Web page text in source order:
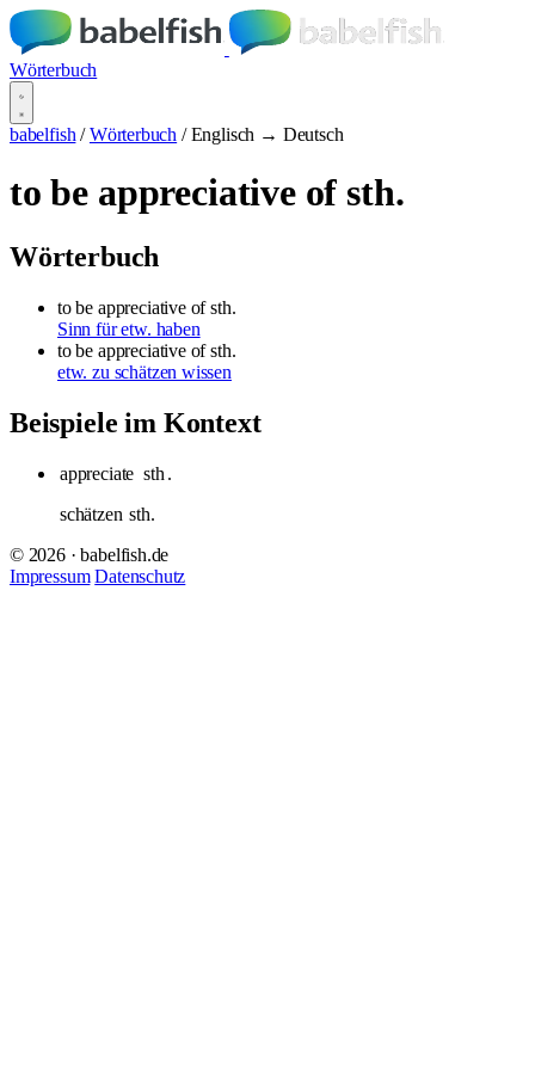
Wörterbuch
babelfish / Wörterbuch / Englisch → Deutsch
to be appreciative of sth.
Wörterbuch
to be appreciative of sth.
Sinn für etw. haben
to be appreciative of sth.
etw. zu schätzen wissen
Beispiele im Kontext
appreciate sth .
schätzen sth.
© 2026 · babelfish.de
Impressum Datenschutz